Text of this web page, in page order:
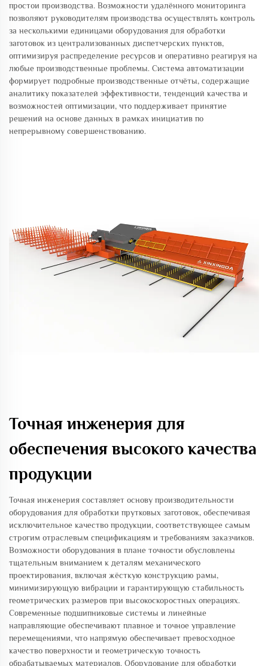
простои производства. Возможности удалённого мониторинга
позволяют руководителям производства осуществлять контроль
за несколькими единицами оборудования для обработки
заготовок из централизованных диспетчерских пунктов,
оптимизируя распределение ресурсов и оперативно реагируя на
любые производственные проблемы. Система автоматизации
формирует подробные производственные отчёты, содержащие
аналитику показателей эффективности, тенденций качества и
возможностей оптимизации, что поддерживает принятие
решений на основе данных в рамках инициатив по
непрерывному совершенствованию.
Точная инженерия для
обеспечения высокого качества
продукции
Точная инженерия составляет основу производительности
оборудования для обработки прутковых заготовок, обеспечивая
исключительное качество продукции, соответствующее самым
строгим отраслевым спецификациям и требованиям заказчиков.
Возможности оборудования в плане точности обусловлены
тщательным вниманием к деталям механического
проектирования, включая жёсткую конструкцию рамы,
минимизирующую вибрации и гарантирующую стабильность
геометрических размеров при высокоскоростных операциях.
Современные подшипниковые системы и линейные
направляющие обеспечивают плавное и точное управление
перемещениями, что напрямую обеспечивает превосходное
качество поверхности и геометрическую точность
обрабатываемых материалов. Оборудование для обработки